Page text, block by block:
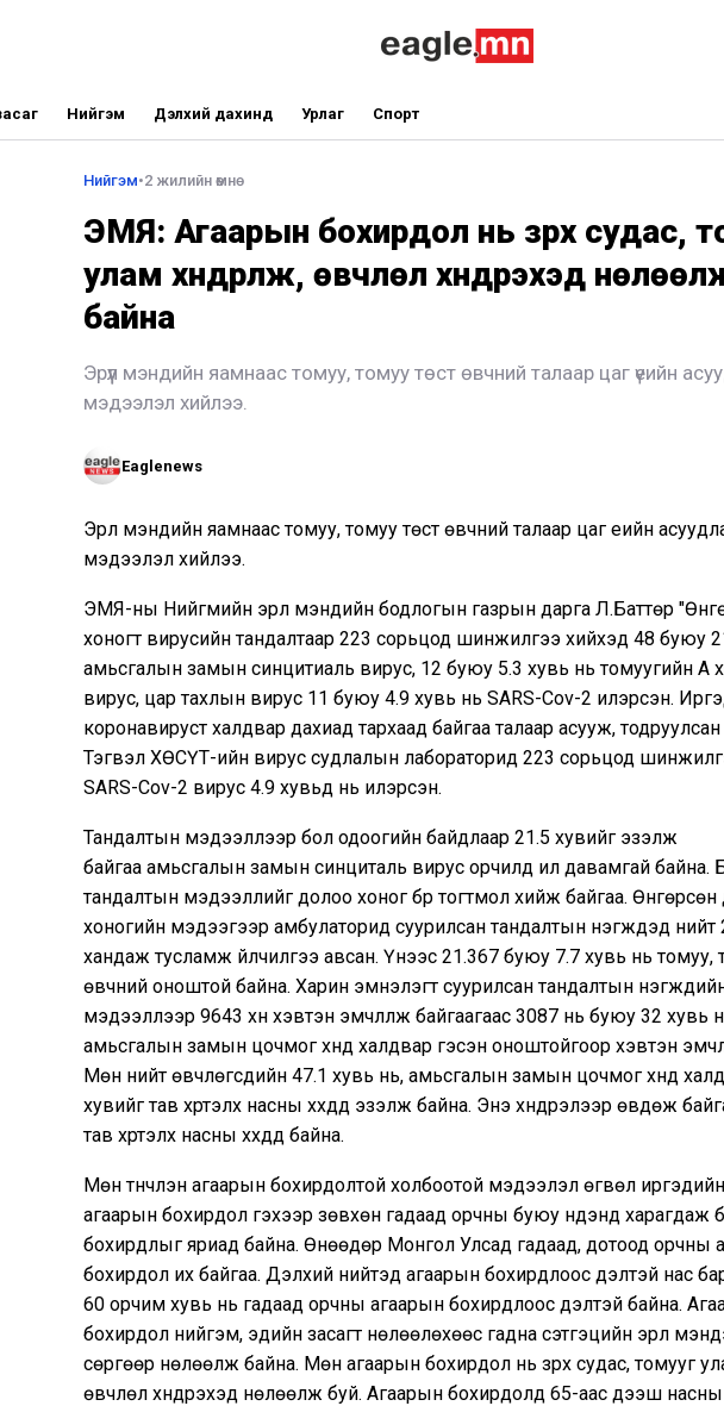
Нийгэм Дэлхий дахинд Урлаг Спорт
Нийгэм•2 жилийн өмнө
ЭМЯ: Агаарын бохирдол нь зүрх судас,
улам хүндрүүлж, өвчлөл хүндрэхэд
байна
Эрүүл мэндийн яамнаас томуу, томуу төст өвчний талаар цаг үеийн
мэдээлэл хийлээ.
Eaglenews
Эрүүл мэндийн яамнаас томуу, томуу төст өвчний талаар цаг үеийн
мэдээлэл хийлээ.
ЭМЯ-ны Нийгмийн эрүүл мэндийн бодлогын газрын дарга Л.Баттөр
хоногт вирусийн тандалтаар 223 сорьцод шинжилгээ хийхэд 48 буюу
амьсгалын замын синцитиаль вирус, 12 буюу 5.3 хувь нь томуугийн А
вирус, цар тахлын вирус 11 буюу 4.9 хувь нь SARS-Cov-2 илэрсэн.
коронавируст халдвар дахиад тархаад байгаа талаар асууж, тодруулсан
Тэгвэл ХӨСҮТ-ийн вирус судлалын лабораторид 223 сорьцод
SARS-Cov-2 вирус 4.9 хувьд нь илэрсэн.
Тандалтын мэдээллээр бол одоогийн байдлаар 21.5 хувийг эзэлж
байгаа амьсгалын замын синциталь вирус орчилд илүү давамгай байна.
тандалтын мэдээллийг долоо хоног бүр тогтмол хийж байгаа.
хоногийн мэдээгээр амбулаторид суурилсан тандалтын нэгжүүдэд нийт
хандаж тусламж үйлчилгээ авсан. Үүнээс 21.367 буюу 7.7 хувь нь томуу,
өвчний оноштой байна. Харин эмнэлэгт суурилсан тандалтын
мэдээллээр 9643 хүн хэвтэн эмчлүүлж байгаагаас 3087 нь буюу 32 хувь
амьсгалын замын цочмог хүнд халдвар гэсэн оноштойгоор хэвтэн
Мөн нийт өвчлөгсдийн 47.1 хувь нь, амьсгалын замын цочмог хүнд
хувийг тав хүртэлх насны хүүхдүүд эзэлж байна. Энэ хүндрэлээр өвдөж
тав хүртэлх насны хүүхдүүд байна.
Мөн түүнчлэн агаарын бохирдолтой холбоотой мэдээлэл өгвөл
агаарын бохирдол гэхээр зөвхөн гадаад орчны буюу нүдэнд харагдаж
бохирдлыг яриад байна. Өнөөдөр Монгол Улсад гадаад, дотоод орчны
бохирдол их байгаа. Дэлхий нийтэд агаарын бохирдлоос үүдэлтэй нас
60 орчим хувь нь гадаад орчны агаарын бохирдлоос үүдэлтэй байна.
бохирдол нийгэм, эдийн засагт нөлөөлөхөөс гадна сэтгэцийн эрүүл
сөргөөр нөлөөлж байна. Мөн агаарын бохирдол нь зүрх судас, томууг
өвчлөл хүндрэхэд нөлөөлж буй. Агаарын бохирдолд 65-аас дээш